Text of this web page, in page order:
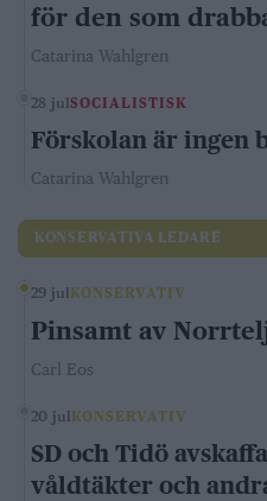
för den som
Catarina Wahlgren
28 julSOCIALISTISK
Förskolan är ingen
Catarina Wahlgren
KONSERVATIVA LEDARE
29 jul KONSERVATIV
Pinsamt av
Carl Eos
20 jul KONSERVATIV
SD och Tidö
våldtäkter och